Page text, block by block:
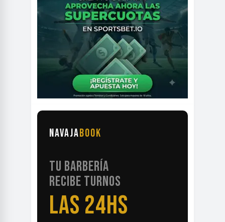
NAVAJABOOK
TU BARBERÍA
RECIBE TURNOS
LAS 24HS